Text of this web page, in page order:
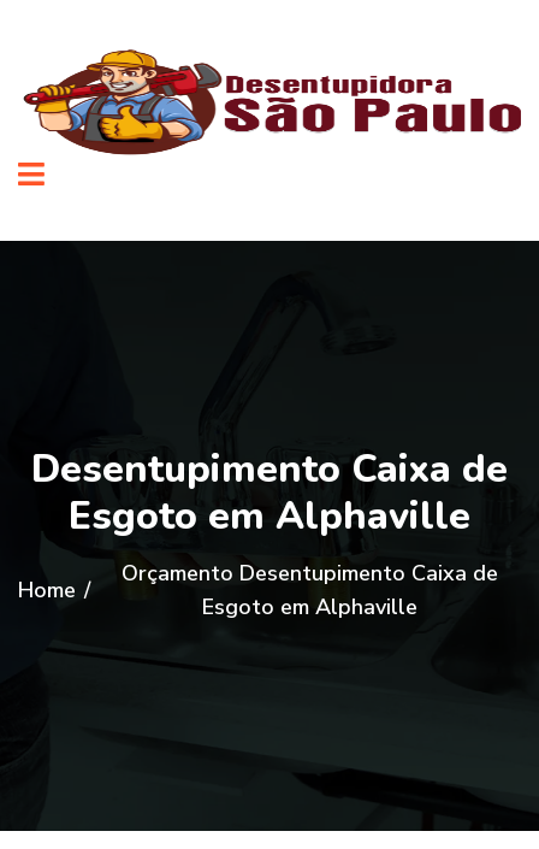
Desentupimento Caixa de
Esgoto em Alphaville
Home /
Orçamento Desentupimento Caixa de
Esgoto em Alphaville